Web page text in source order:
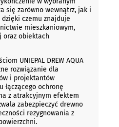
się zarówno wewnątrz, jak i
czemu znajduje
mieszkaniowym,
oraz obiektach
UNIEPAL DREW AQUA
rozwiązanie dla
i projektantów
łączącego ochronę
z atrakcyjnym efektem
zabezpieczyć drewno
rezygnowania z